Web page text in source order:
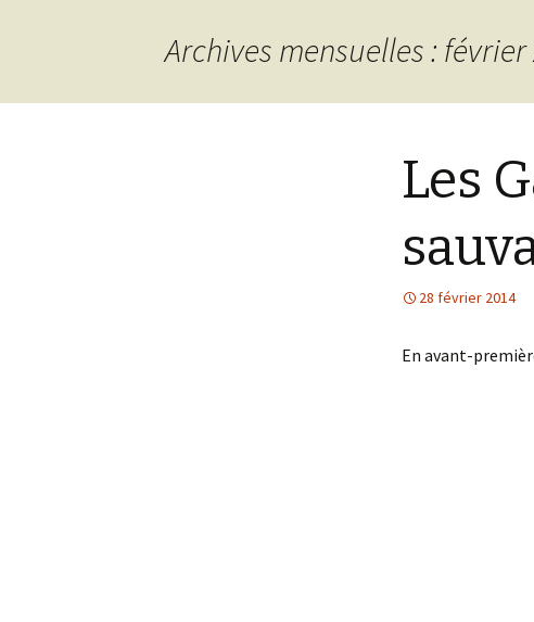
Archives mensuelles : février
Les
28 février 2014
En avant-